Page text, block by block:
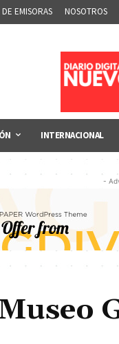
EMISORAS NOSOTROS
INTERNACIONAL
-